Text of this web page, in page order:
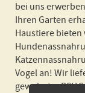
bei uns
Ihren Garten
Haustiere bieten
Vogel an! Wir
gewohnter BSV